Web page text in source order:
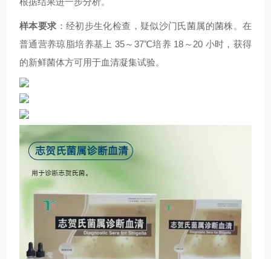
样本要求 ：经初步生化检查，疑似沙门氏菌属的菌株。在
普通营养琼脂培养基上 35～37℃培养 18～20 小时，获得
的新鲜菌体方可用于血清凝集试验。